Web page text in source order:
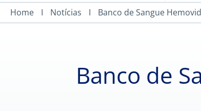
Home Notícias Banco de Sangue
Banco de